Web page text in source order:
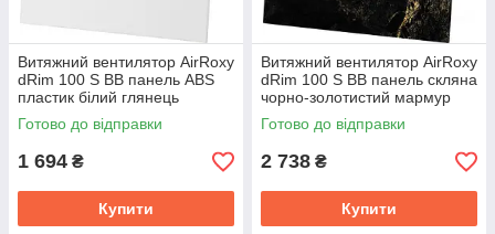
Витяжний вентилятор AirRoxy
dRim 100 S BB панель ABS
пластик білий глянець
Готово до відправки
1 694 ₴
Купити
Витяжний вентилятор AirRoxy
dRim 100 S BB панель скляна
чорно-золотистий мармур
93м³/год 11Вт
Готово до відправки
2 738 ₴
Купити